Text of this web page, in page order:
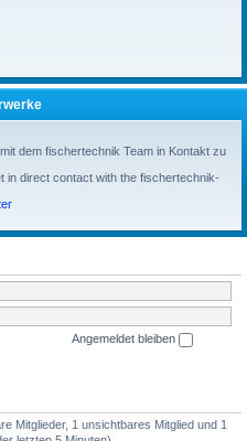
dem fischertechnik Team in Kontakt zu
in direct contact with the fischertechnik-
Angemeldet bleiben
Mitglieder, 1 unsichtbares Mitglied und 1